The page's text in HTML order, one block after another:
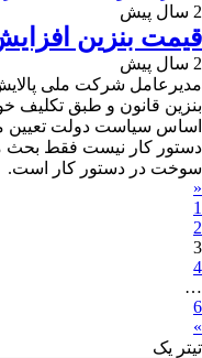
2 سال پیش
قیمت بنزین
2 سال پیش
مدیرعامل شرکت ملی
بنزین قانون و طبق تکلیف
اساس سیاست دولت تعیین
دستور کار نیست فقط بحث
سوخت در دستور کار است.
«
1
2
3
4
…
6
»
تیترِ یک